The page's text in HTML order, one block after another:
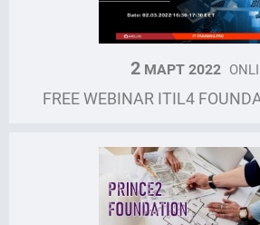
2МАРТ 2022
FREE WEBINAR ITIL4